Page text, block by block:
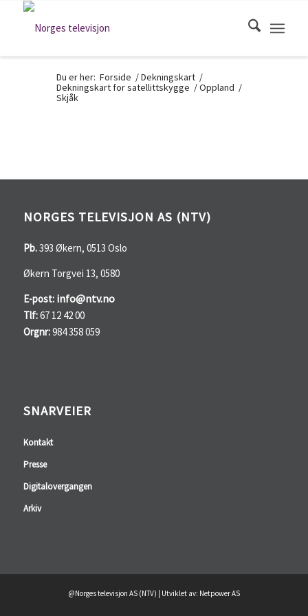
Du er her: Forside /Dekningskart /
Dekningskart for satellittskygge /Oppland /
Skjåk
NORGES TELEVISJON AS (NTV)
Pb.393 Økern, 0513 Oslo
Økern Torgvei 13, 0580
E-post: info@ntv.no
Tlf:67 12 42 00
Orgnr:984 358 059
SNARVEIER
Kontakt
Presse
Digitalovergangen
Arkiv
@Norges televisjon AS (NTV) | Utviklet av: Netpower AS